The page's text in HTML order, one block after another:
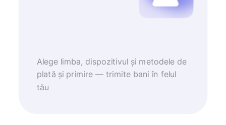
Alege limba, dispozitivul și metodele de
plată și primire — trimite bani în felul
tău